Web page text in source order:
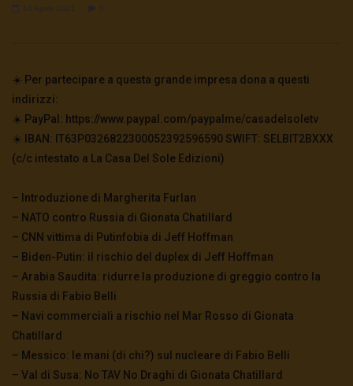
0
93 0
0
319
☀️ Per partecipare a questa grande impresa dona a questi
indirizzi:
☀️ PayPal: https://www.paypal.com/paypalme/casadelsoletv
☀️ IBAN: IT63P0326822300052392596590 SWIFT: SELBIT2BXXX
(c/c intestato a La Casa Del Sole Edizioni)
– Introduzione di Margherita Furlan
– NATO contro Russia di Gionata Chatillard
– CNN vittima di Putinfobia di Jeff Hoffman
– Biden-Putin: il rischio del duplex di Jeff Hoffman
– Arabia Saudita: ridurre la produzione di greggio contro la
Russia di Fabio Belli
– Navi commerciali a rischio nel Mar Rosso di Gionata
Chatillard
– Messico: le mani (di chi?) sul nucleare di Fabio Belli
– Val di Susa: No TAV No Draghi di Gionata Chatillard